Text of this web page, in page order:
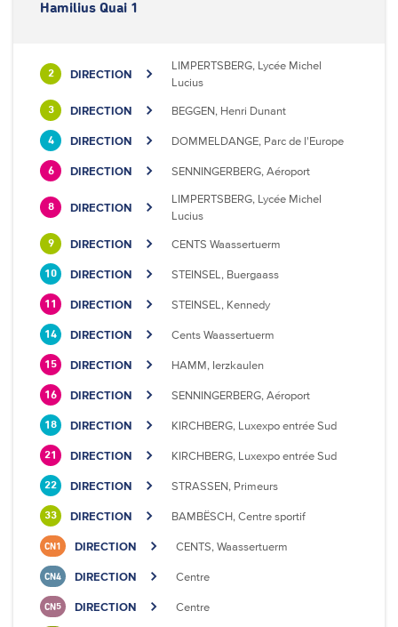
Hamilius Quai 1
2 DIRECTION
LIMPERTSBERG, Lycée Michel
Lucius
3 DIRECTION BEGGEN, Henri Dunant
4 DIRECTION DOMMELDANGE, Parc de l'Europe
6 DIRECTION SENNINGERBERG, Aéroport
8 DIRECTION
LIMPERTSBERG, Lycée Michel
Lucius
9 DIRECTION CENTS Waassertuerm
10 DIRECTION STEINSEL, Buergaass
11 DIRECTION STEINSEL, Kennedy
14 DIRECTION Cents Waassertuerm
15 DIRECTION HAMM, Ierzkaulen
16 DIRECTION SENNINGERBERG, Aéroport
18 DIRECTION KIRCHBERG, Luxexpo entrée Sud
21 DIRECTION KIRCHBERG, Luxexpo entrée Sud
22 DIRECTION STRASSEN, Primeurs
33 DIRECTION BAMBËSCH, Centre sportif
CN1 DIRECTION CENTS, Waassertuerm
CN4 DIRECTION Centre
CN5 DIRECTION Centre